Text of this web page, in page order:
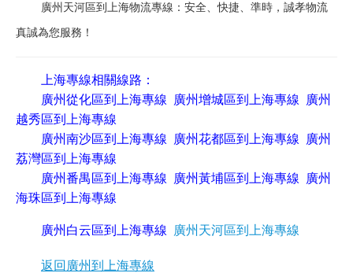
廣州天河區到上海物流專線：安全、快捷、準時，誠孝物流
真誠為您服務！
上海專線相關線路：
廣州從化區到上海專線
廣州增城區到上海專線
廣州
越秀區到上海專線
廣州南沙區到上海專線
廣州花都區到上海專線
廣州
荔灣區到上海專線
廣州番禺區到上海專線
廣州黃埔區到上海專線
廣州
海珠區到上海專線
廣州白云區到上海專線 廣州天河區到上海專線
返回廣州到上海專線